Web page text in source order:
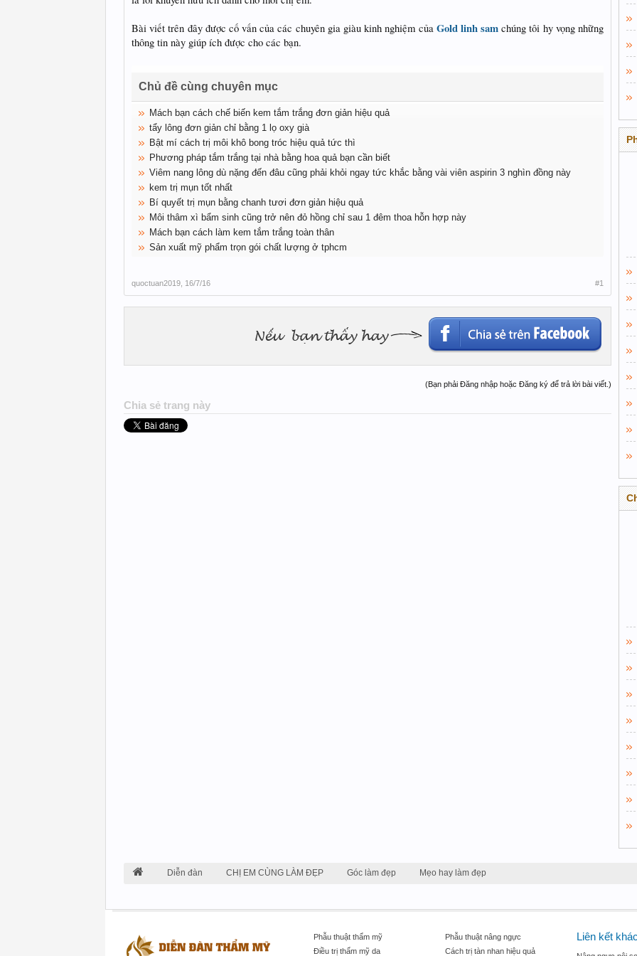
Bài viết trên đây được cố vấn của các chuyên gia giàu kinh nghiệm của Gold linh sam chúng tôi hy vọng những
thông tin này giúp ích được cho các bạn.
Chủ đề cùng chuyên mục
Mách bạn cách chế biến kem tắm trắng đơn giản hiệu quả
tẩy lông đơn giản chỉ bằng 1 lọ oxy già
Bật mí cách trị môi khô bong tróc hiệu quả tức thì
Phương pháp tắm trắng tại nhà bằng hoa quả bạn cần biết
Viêm nang lông dù nặng đến đâu cũng phải khỏi ngay tức khắc bằng vài viên aspirin 3 nghìn đồng này
kem trị mụn tốt nhất
Bí quyết trị mụn bằng chanh tươi đơn giản hiệu quả
Môi thâm xì bẩm sinh cũng trở nên đỏ hồng chỉ sau 1 đêm thoa hỗn hợp này
Mách bạn cách làm kem tắm trắng toàn thân
Sản xuất mỹ phẩm trọn gói chất lượng ở tphcm
quoctuan2019 16/7/16 #1
(Bạn phải Đăng nhập hoặc Đăng ký để trả lời bài viết.)
Chia sẻ trang này
Diễn đàn CHỊ EM CÙNG LÀM ĐẸP Góc làm đẹp Mẹo hay làm đẹp
Phẫu thuật thẩm mỹ
Điều trị thẩm mỹ da
Phẫu thuật nâng ngực
Cách trị tàn nhan hiệu quả
Liên kết